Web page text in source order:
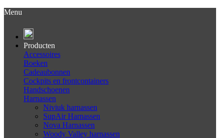
Menu
Producten
Accessoires
Boeken
Cadeaubonnen
Cockpits en frontcontainers
Handschoenen
Harnassen
Niviuk harnassen
SupAir Harnassen
Nova Harnassen
Woody Valley harnassen